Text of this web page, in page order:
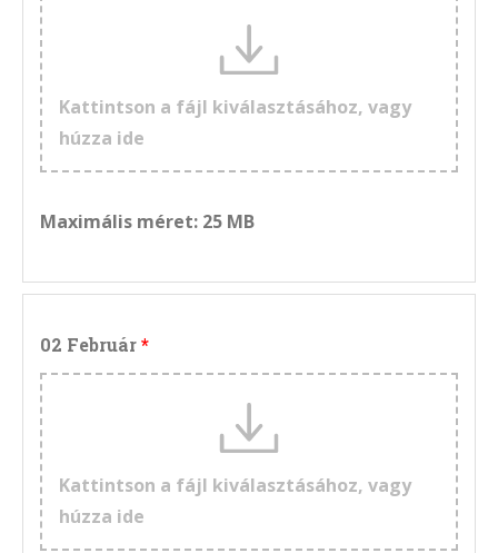
Kattintson a fájl kiválasztásához, vagy
húzza ide
Maximális méret: 25 MB
02 Február
Kattintson a fájl kiválasztásához, vagy
húzza ide